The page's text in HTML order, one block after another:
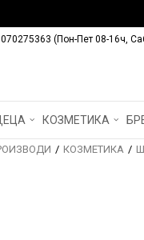
(Пон-Пет 08-16ч,
КОЗМЕТИКА
КОЗМЕТИКА